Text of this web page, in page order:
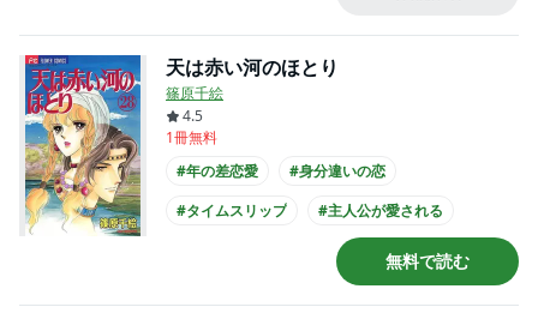
天は赤い河のほとり
篠原千絵
4.5
1冊無料
#年の差恋愛
#身分違いの恋
#タイムスリップ
#主人公が愛される
#王子様系男子
#主人公が10代女性
無料で読む